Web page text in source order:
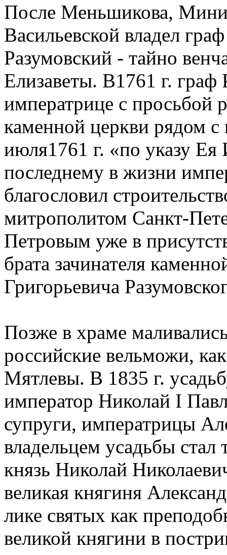
После Меньшикова,
Васильевской владел
Разумовский - тайно
Елизаветы. В1761 г. граф
императрице с просьбой
каменной церкви рядом
июля1761 г. «по указу Ея
последнему в жизни
благословил
митрополитом Санкт-
Петровым уже в
брата зачинателя
Григорьевича
Позже в храме
российские вельможи,
Мятлевы. В 1835 г.
император Николай I
супруги, императрицы
владельцем усадьбы
князь Николай
великая княгиня
лике святых как
великой княгини в